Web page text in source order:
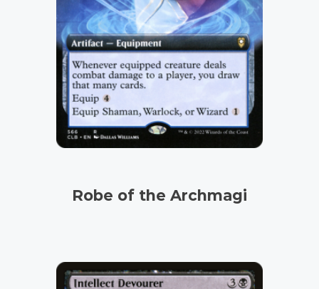
Robe of the Archmagi